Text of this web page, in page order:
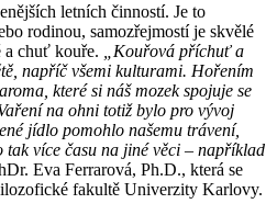
letních činností. Je to
rodinou, samozřejmostí je skvělé
a chuť kouře.
„Kouřová příchuť a
napříč všemi kulturami. Hořením
které si náš mozek spojuje se
na ohni totiž bylo pro vývoj
jídlo pomohlo našemu trávení,
více času na jiné věci – například
Eva Ferrarová, Ph.D., která se
fakultě Univerzity Karlovy.